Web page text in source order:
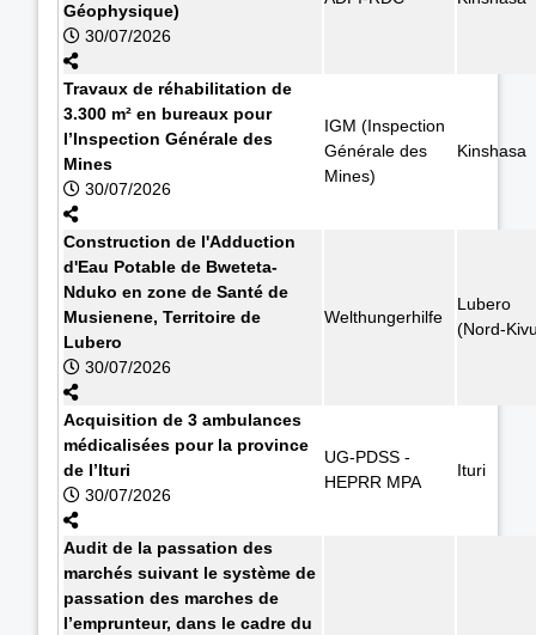
Géophysique)
30/07/2026
Travaux de réhabilitation de
3.300 m² en bureaux pour
l’Inspection Générale des
Mines
30/07/2026
IGM (Inspection
Générale des
Mines)
Kinshasa
Construction de l'Adduction
d'Eau Potable de Bweteta-
Nduko en zone de Santé de
Musienene, Territoire de
Lubero
30/07/2026
Welthungerhilfe
Lubero
(Nord-
Acquisition de 3 ambulances
médicalisées pour la province
de l’Ituri
30/07/2026
UG-PDSS -
HEPRR MPA
Ituri
Audit de la passation des
marchés suivant le système de
passation des marches de
l’emprunteur, dans le cadre du